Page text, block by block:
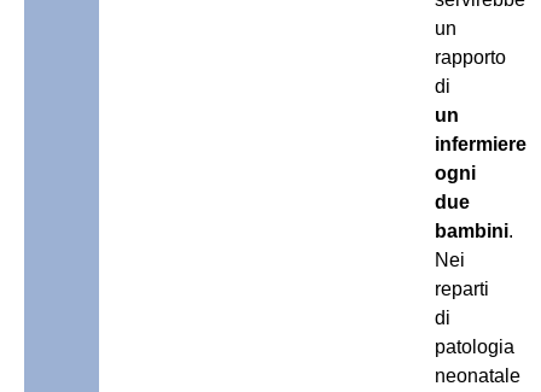
un
rapporto
di
un
infermiere
ogni
due
bambini.
Nei
reparti
di
patologia
neonatale